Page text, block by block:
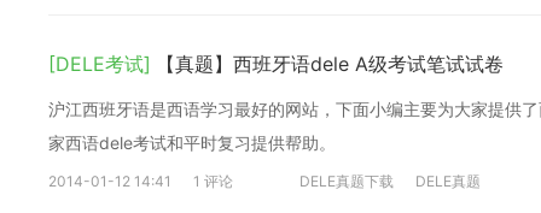
[DELE考试] 【真题】西班牙语dele A级考试笔试试卷
沪江西班牙语是西语学习最好的网站，下面小编主要为大家提供
家西语dele考试和平时复习提供帮助。
2014-01-12 14:41 1 评论 DELE真题下载 DELE真题